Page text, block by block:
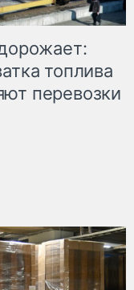
топлива
перевозки